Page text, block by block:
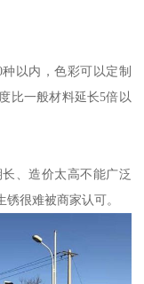
以内，色彩可以定制
比一般材料延长5倍以
、造价太高不能广泛
很难被商家认可。